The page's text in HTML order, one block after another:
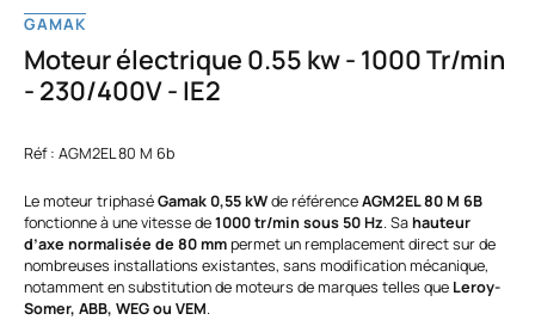
GAMAK
Moteur électrique 0.55 kw - 1000 Tr/min
- 230/400V - IE2
Réf : AGM2EL 80 M 6b
Le moteur triphaséGamak 0,55 kWde référenceAGM2EL 80 M 6B
fonctionne à une vitesse de1000 tr/min sous 50 Hz. Sahauteur
d’axe normalisée de 80 mmpermet un remplacement direct sur de
nombreuses installations existantes, sans modification mécanique,
notamment en substitution de moteurs de marques telles que Leroy-
Somer, ABB, WEG ou VEM.